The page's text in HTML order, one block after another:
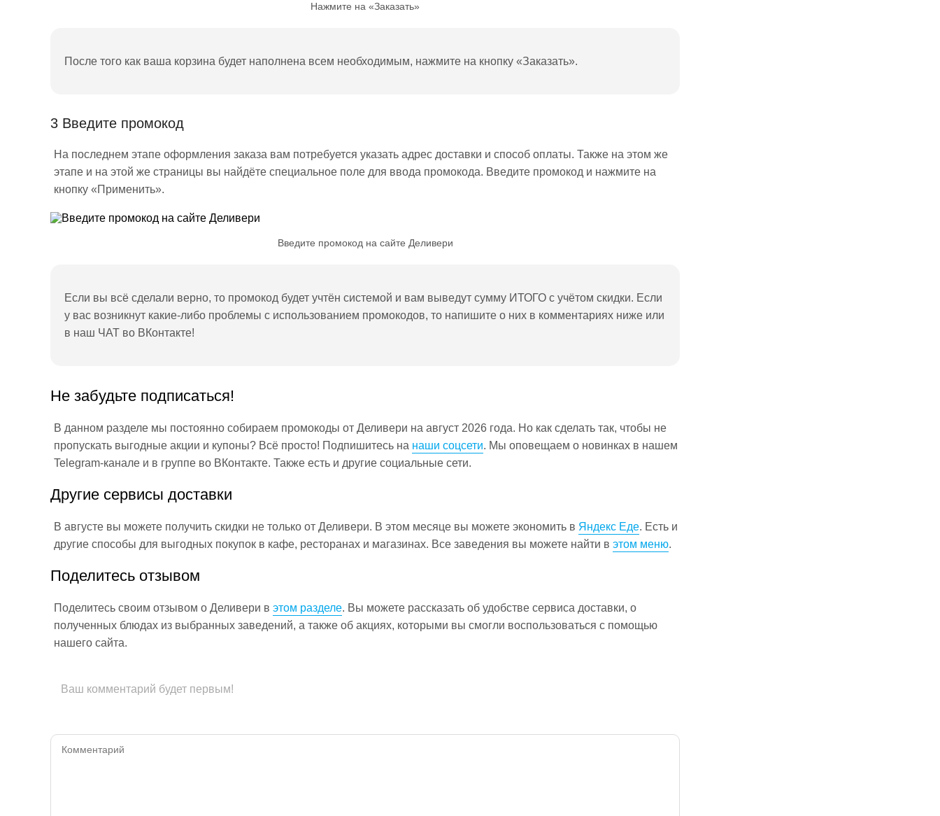
Нажмите на «Заказать»
После того как ваша корзина будет наполнена всем необходимым, нажмите на кнопку «Заказать».
3 Введите промокод
На последнем этапе оформления заказа вам потребуется указать адрес доставки и способ оплаты. Также на этом же
этапе и на этой же страницы вы найдёте специальное поле для ввода промокода. Введите промокод и нажмите на
кнопку «Применить».
Введите промокод на сайте Деливери
Если вы всё сделали верно, то промокод будет учтён системой и вам выведут сумму ИТОГО с учётом скидки. Если
у вас возникнут какие-либо проблемы с использованием промокодов, то напишите о них в комментариях ниже или
в наш ЧАТ во ВКонтакте!
Не забудьте подписаться!
В данном разделе мы постоянно собираем промокоды от Деливери на август 2026 года. Но как сделать так, чтобы не
пропускать выгодные акции и купоны? Всё просто! Подпишитесь на наши соцсети. Мы оповещаем о новинках в нашем
Telegram-канале и в группе во ВКонтакте. Также есть и другие социальные сети.
Другие сервисы доставки
В августе вы можете получить скидки не только от Деливери. В этом месяце вы можете экономить в Яндекс Еде. Есть и
другие способы для выгодных покупок в кафе, ресторанах и магазинах. Все заведения вы можете найти в этом меню.
Поделитесь отзывом
Поделитесь своим отзывом о Деливери в этом разделе. Вы можете рассказать об удобстве сервиса доставки, о
полученных блюдах из выбранных заведений, а также об акциях, которыми вы смогли воспользоваться с помощью
нашего сайта.
Ваш комментарий будет первым!